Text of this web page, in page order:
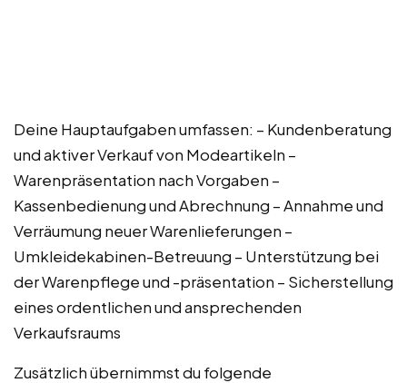
Deine Hauptaufgaben umfassen: – Kundenberatung
und aktiver Verkauf von Modeartikeln –
Warenpräsentation nach Vorgaben –
Kassenbedienung und Abrechnung – Annahme und
Verräumung neuer Warenlieferungen –
Umkleidekabinen-Betreuung – Unterstützung bei
der Warenpflege und -präsentation – Sicherstellung
eines ordentlichen und ansprechenden
Verkaufsraums
Zusätzlich übernimmst du folgende